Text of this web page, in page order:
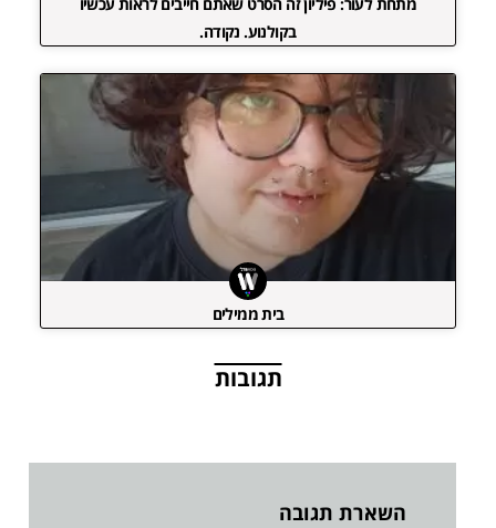
מתחת לעור: פיליון זה הסרט שאתם חייבים לראות עכשיו
בקולנוע. נקודה.
בית ממילים
תגובות
השארת תגובה